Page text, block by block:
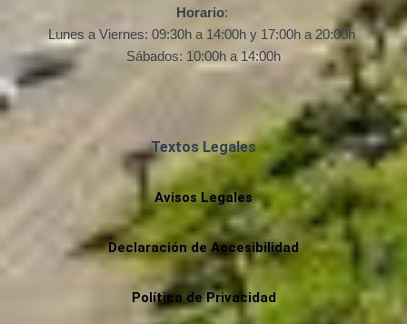
Horario:
Lunes a Viernes: 09:30h a 14:00h y 17:00h a 20:00h
Sábados: 10:00h a 14:00h
Textos Legales
Avisos Legales
Declaración de Accesibilidad
Política de Privacidad